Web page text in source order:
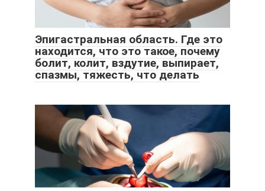
Эпигастральная область. Где это
находится, что это такое, почему
болит, колит, вздутие, выпирает,
спазмы, тяжесть, что делать